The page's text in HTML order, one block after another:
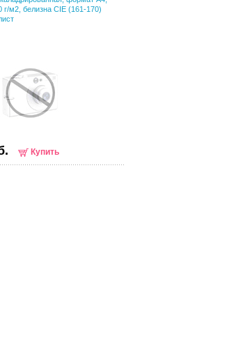
г/м2, белизна CIE (161-170)
Купить